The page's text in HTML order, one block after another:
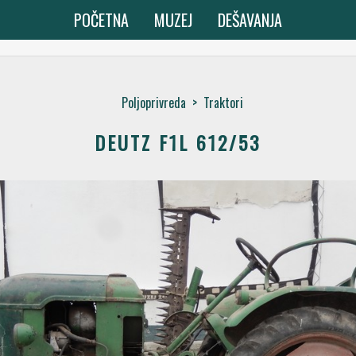
POČETNA MUZEJ DEŠAVANJA
Poljoprivreda > Traktori
DEUTZ F1L 612/53